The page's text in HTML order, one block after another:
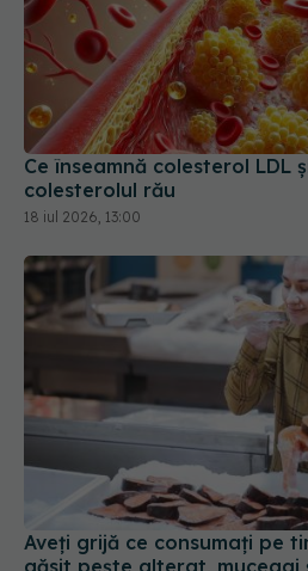
Ce înseamnă colesterol LDL
colesterolul rău
18 iul 2026, 13:00
Aveți grijă ce consumați pe
găsit pește alterat,
24 iul 2026, 18:00